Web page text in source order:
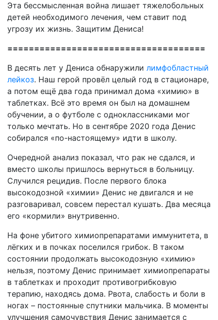
Эта бессмысленная война лишает тяжелобольных
детей необходимого лечения, чем ставит под
угрозу их жизнь. Защитим Дениса!
=====================================
В десять лет у Дениса обнаружили лимфобластный
лейкоз. Наш герой провёл целый год в стационаре,
а потом ещё два года принимал дома «химию» в
таблетках. Всё это время он был на домашнем
обучении, а о футболе с одноклассниками мог
только мечтать. Но в сентябре 2020 года Денис
собирался «по-настоящему» идти в школу.
Очередной анализ показал, что рак не сдался, и
вместо школы пришлось вернуться в больницу.
Случился рецидив. После первого блока
высокодозной «химии» Денис не двигался и не
разговаривал, совсем перестал кушать. Два месяца
его «кормили» внутривенно.
На фоне убитого химиопрепаратами иммунитета, в
лёгких и в почках поселился грибок. В таком
состоянии продолжать высокодозную «химию»
нельзя, поэтому Денис принимает химиопрепараты
в таблетках и проходит противогрибковую
терапию, находясь дома. Рвота, слабость и боли в
ногах – постоянные спутники мальчика. В моменты
улучшения самочувствия Денис занимается с